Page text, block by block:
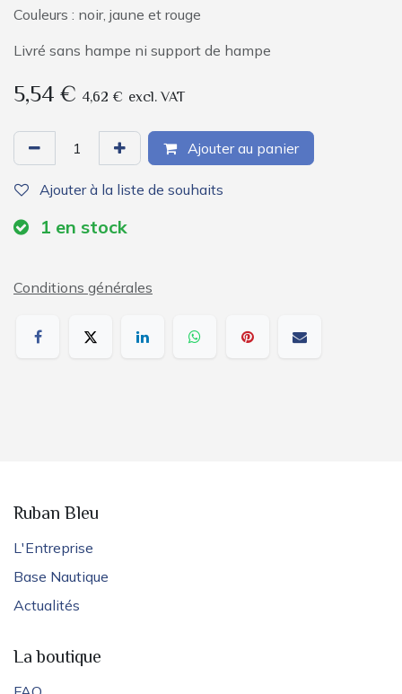
Couleurs : noir, jaune et rouge
Livré sans hampe ni support de hampe
5,54€ 4,62 € excl. VAT
Ajouter au panier
Ajouter à la liste de souhaits
1 en stock
Conditions générales
Ruban Bleu
L'Entreprise
Base Nautique
Actualités
La boutique